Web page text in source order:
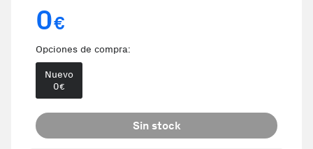
0€
Opciones de compra:
Nuevo
0€
Sin stock